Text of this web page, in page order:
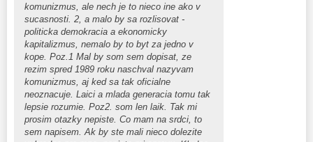
komunizmus, ale nech je to nieco ine ako v
sucasnosti. 2, a malo by sa rozlisovat -
politicka demokracia a ekonomicky
kapitalizmus, nemalo by to byt za jedno v
kope. Poz.1 Mal by som sem dopisat, ze
rezim spred 1989 roku naschval nazyvam
komunizmus, aj ked sa tak oficialne
neoznacuje. Laici a mlada generacia tomu tak
lepsie rozumie. Poz2. som len laik. Tak mi
prosim otazky nepiste. Co mam na srdci, to
sem napisem. Ak by ste mali nieco dolezite